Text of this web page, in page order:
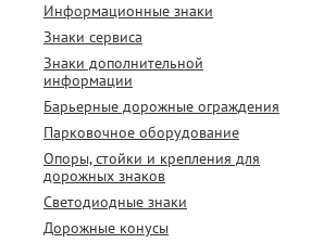
Информационные знаки
Знаки сервиса
Знаки дополнительной
информации
Барьерные дорожные ограждения
Парковочное оборудование
Опоры, стойки и крепления для
дорожных знаков
Светодиодные знаки
Дорожные конусы